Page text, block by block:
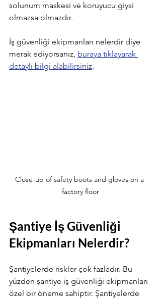
solunum maskesi ve koruyucu giysi
olmazsa olmazdır.
İş güvenliği ekipmanları nelerdir diye
merak ediyorsanız, buraya tıklayarak
detaylı bilgi alabilirsiniz.
Close-up of safety boots and gloves on a
factory floor
Şantiye İş Güvenliği
Ekipmanları Nelerdir?
Şantiyelerde riskler çok fazladır. Bu
yüzden şantiye iş güvenliği ekipmanları
özel bir öneme sahiptir. Şantiyelerde